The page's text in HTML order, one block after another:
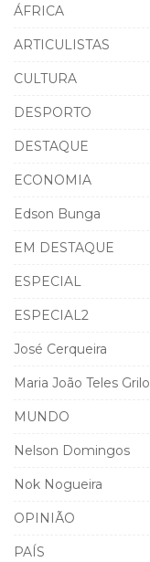
ÁFRICA
ARTICULISTAS
CULTURA
DESPORTO
DESTAQUE
ECONOMIA
Edson Bunga
EM DESTAQUE
ESPECIAL
ESPECIAL2
José Cerqueira
Maria João Teles Grilo
MUNDO
Nelson Domingos
Nok Nogueira
OPINIÃO
PAÍS